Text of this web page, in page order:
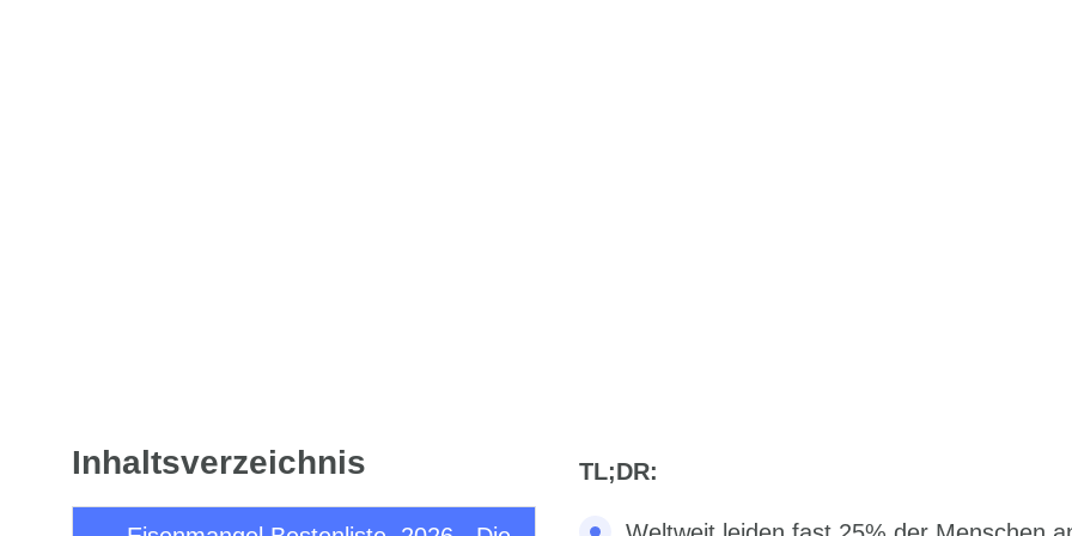
Inhaltsverzeichnis TL;DR: